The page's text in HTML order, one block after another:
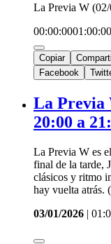
La Previa W
00:00:0001:00:00
Copiar
Facebook
La Previa
20:00 a
La Previa W es
final de la tarde,
clásicos y ritmo
hay vuelta atrás.
03/01/2026 |